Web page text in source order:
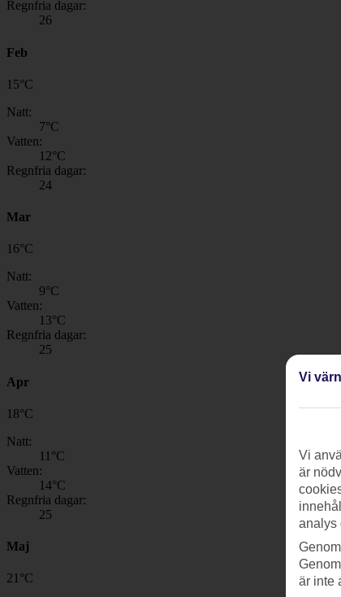
Regnfria dagar:
26
Feb
15°C
Natt:
7°C
Vatten:
12°C
Regnfria dagar:
24
Mar
16°C
Natt:
9°C
Vatten:
13°C
Regnfria dagar:
25
Apr
18°C
Natt:
11 °C
Vatten:
14°C
Regnfria dagar:
25
Maj
21°C
Vi
Vi
är
analys
är inte